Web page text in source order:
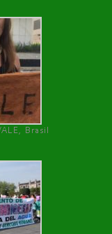
Brasil